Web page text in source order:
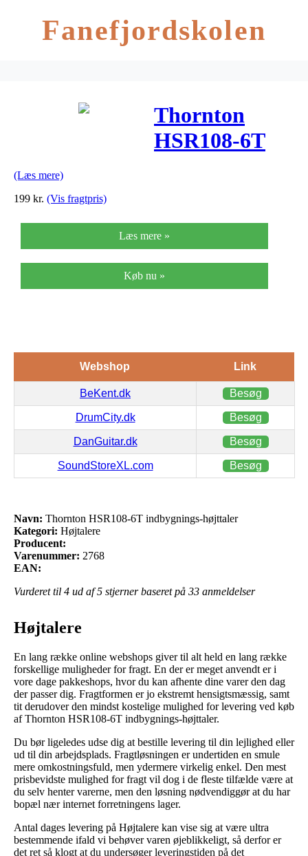
Fanefjordskolen
Thornton
HSR108-6T
(Læs mere)
199 kr. (Vis fragtpris)
Læs mere »
Køb nu »
Webshop Link
BeKent.dk Besøg
DrumCity.dk Besøg
DanGuitar.dk Besøg
SoundStoreXL.com Besøg
Navn: Thornton HSR108-6T indbygnings-højttaler
Kategori: Højtalere
Producent:
Varenummer: 2768
EAN:
Vurderet til 4 ud af 5 stjerner baseret på 33 anmeldelser
Højtalere
En lang række online webshops giver til alt held en lang række
forskellige muligheder for fragt. En der er meget anvendt er i
vore dage pakkeshops, hvor du kan afhente dine varer den dag
der passer dig. Fragtformen er jo ekstremt hensigtsmæssig, samt
tit derudover den mindst kostelige mulighed for levering ved køb
af Thornton HSR108-6T indbygnings-højttaler.
Du bør ligeledes udse dig at bestille levering til din lejlighed eller
ud til din arbejdsplads. Fragtløsningen er undertiden en smule
mere omkostningsfuld, men ydermere virkelig enkel. Den mest
prisbevidste mulighed for fragt vil dog i de fleste tilfælde være at
du selv henter varerne, men den løsning nødvendiggør at du har
bopæl nær internet forretningens lager.
Antal dages levering på Højtalere kan vise sig at være ultra
bestemmende ifald vi behøver varen øjeblikkeligt, så derfor er
det ret så klogt at du undersøger leveringstiden på det